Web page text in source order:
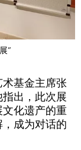
”
基金主席张
出，此次展
化遗产的重
成为对话的